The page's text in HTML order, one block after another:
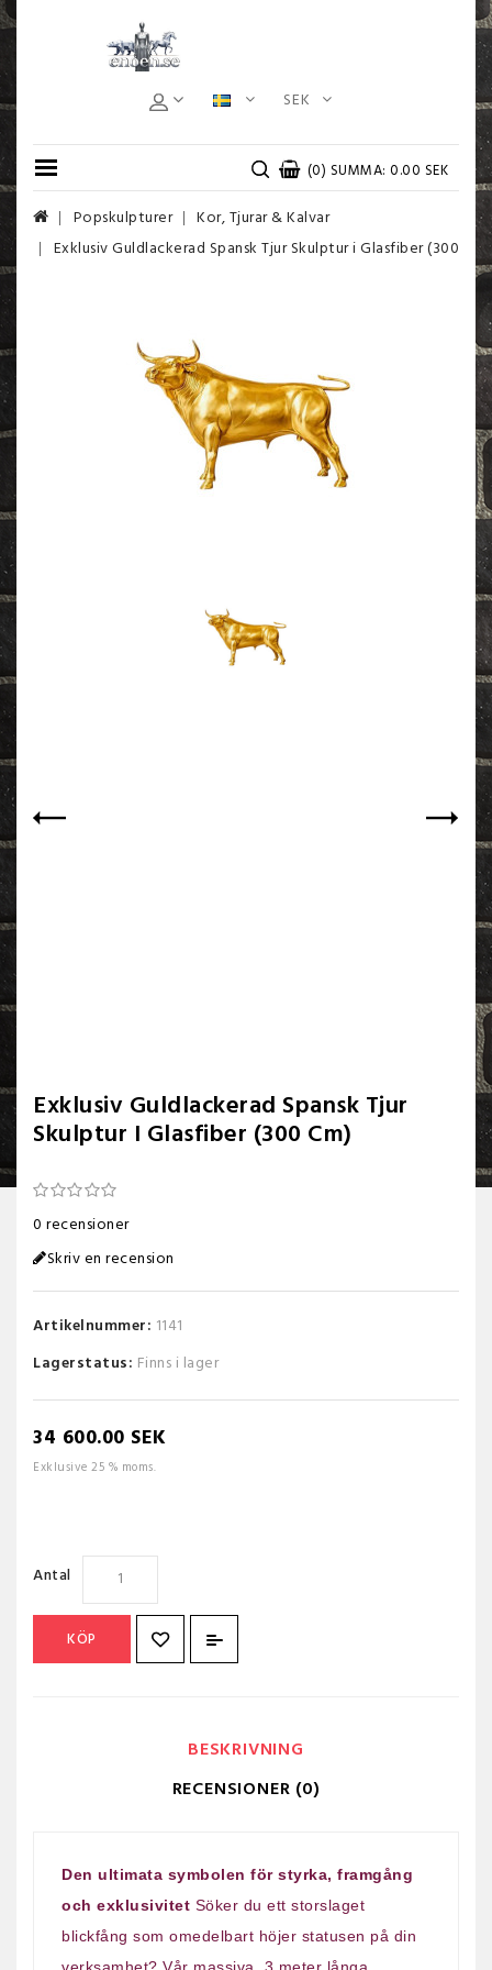
SEK
(0) SUMMA: 0.00 SEK
Popskulpturer
Kor, Tjurar & Kalvar
Exklusiv Guldlackerad Spansk Tjur Skulptur i Glasfiber (300 cm)
Exklusiv Guldlackerad Spansk Tjur
Skulptur I Glasfiber (300 Cm)
0 recensioner
Skriv en recension
Artikelnummer: 1141
Lagerstatus: Finns i lager
34 600.00 SEK
Exklusive 25 % moms.
Antal
KÖP
BESKRIVNING
RECENSIONER (0)
Den ultimata symbolen för styrka, framgång
och exklusivitet Söker du ett storslaget
blickfång som omedelbart höjer statusen på din